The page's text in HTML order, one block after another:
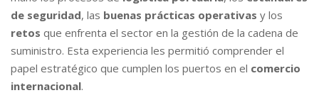
de seguridad, las buenas prácticas operativas y los
retos que enfrenta el sector en la gestión de la cadena de
suministro. Esta experiencia les permitió comprender el
papel estratégico que cumplen los puertos en el comercio
internacional.